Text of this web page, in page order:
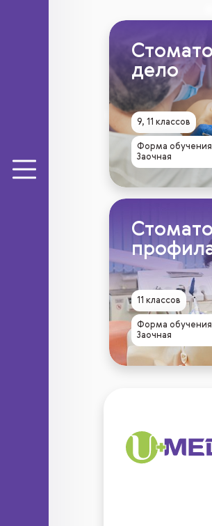
дело
9, 11 классов
Форма
Заочная
11 классов
Форма
Заочная